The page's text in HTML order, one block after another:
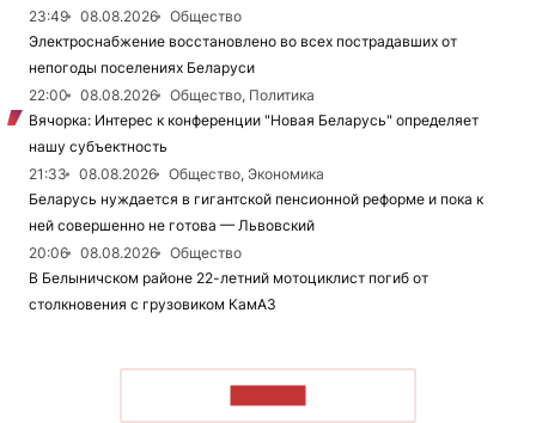
23:49
08.08.2026
Общество
Электроснабжение восстановлено во всех пострадавших от
непогоды поселениях Беларуси
22:00
08.08.2026
Общество, Политика
Вячорка: Интерес к конференции "Новая Беларусь" определяет
нашу субъектность
21:33
08.08.2026
Общество, Экономика
Беларусь нуждается в гигантской пенсионной реформе и пока к
ней совершенно не готова — Львовский
20:06
08.08.2026
Общество
В Белыничском районе 22-летний мотоциклист погиб от
столкновения с грузовиком КамАЗ